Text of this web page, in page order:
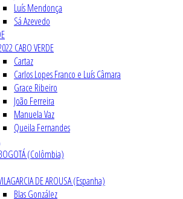
Luís Mendonça
Sá Azevedo
CABO VERDE
Cartaz
Carlos Lopes Franco e Luís Câmara
Grace Ribeiro
João Ferreira
Manuela Vaz
Queila Fernandes
(Colômbia)
DE AROUSA (Espanha)
Blas González